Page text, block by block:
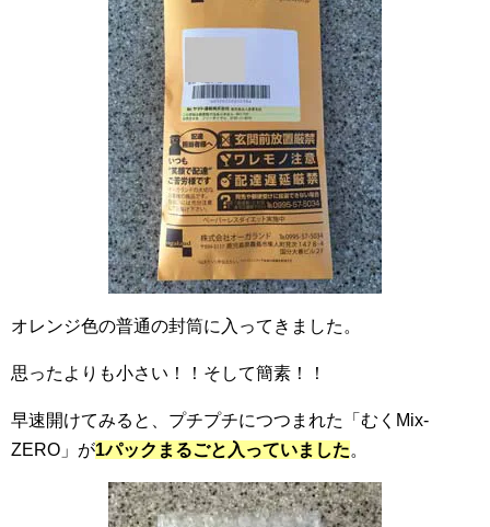
オレンジ色の普通の封筒に入ってきました。
思ったよりも小さい！！そして簡素！！
早速開けてみると、プチプチにつつまれた「むくMix-
ZERO」が1パックまるごと入っていました。